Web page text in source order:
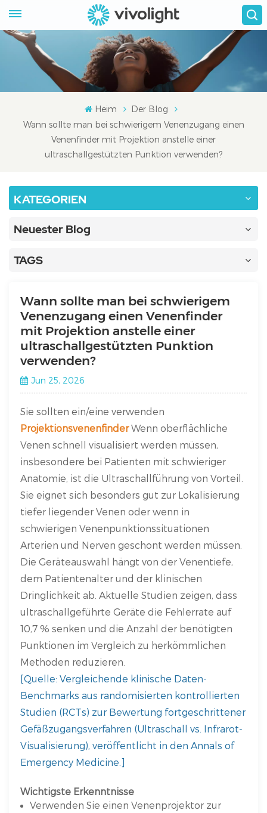
Heim
Der Blog
Wann sollte man bei schwierigem Venenzugang einen
Venenfinder mit Projektion anstelle einer
ultraschallgestützten Punktion verwenden?
KATEGORIEN
Neuester Blog
TAGS
Wann sollte man bei schwierigem
Venenzugang einen Venenfinder
mit Projektion anstelle einer
ultraschallgestützten Punktion
verwenden?
Jun 25, 2026
Sie sollten ein/eine verwenden
ProjektionsvenenfinderWenn oberflächliche
Venen schnell visualisiert werden müssen,
insbesondere bei Patienten mit schwieriger
Anatomie, ist die Ultraschallführung von Vorteil.
Sie eignet sich besonders gut zur Lokalisierung
tiefer liegender Venen oder wenn in
schwierigen Venenpunktionssituationen
Arterien und Nerven geschont werden müssen.
Die Geräteauswahl hängt von der Venentiefe,
dem Patientenalter und der klinischen
Dringlichkeit ab. Aktuelle Studien zeigen, dass
ultraschallgeführte Geräte die Fehlerrate auf
10,7 % senken und die Anzahl der benötigten
Punktionen im Vergleich zu herkömmlichen
Methoden reduzieren.
[Quelle: Vergleichende klinische Daten-
Benchmarks aus randomisierten kontrollierten
Studien (RCTs) zur Bewertung fortgeschrittener
Gefäßzugangsverfahren (Ultraschall vs. Infrarot-
Visualisierung), veröffentlicht in den Annals of
Emergency Medicine.]
Wichtigste Erkenntnisse
Verwenden Sie einen Venenprojektor zur